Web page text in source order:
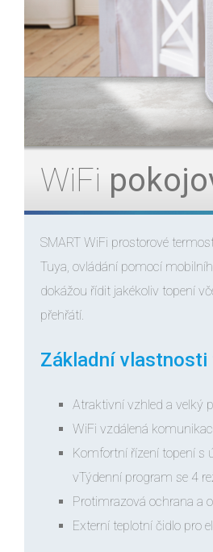
WiFi
SMART WiFi prostorové
Tuya, ovládání pomocí
dokážou řídit jakékoliv topení
přehřátí.
Základní
Atraktivní vzhled a velký
WiFi vzdálená
Komfortní řízení topení s
vTýdenní program se 4
Protimrazová ochrana a
Externí teplotní čidlo pro